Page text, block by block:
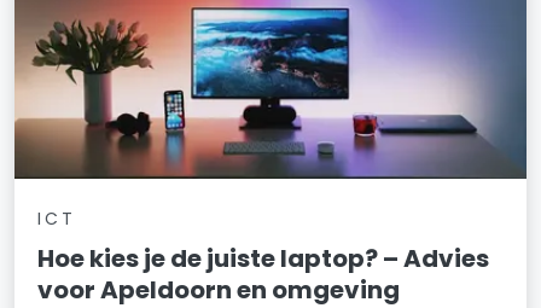
ICT
Hoe kies je de juiste laptop? – Advies
voor Apeldoorn en omgeving